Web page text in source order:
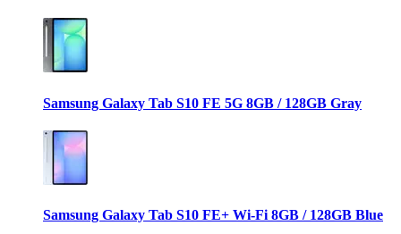
Samsung Galaxy Tab S10 FE 5G 8GB / 128GB Gray
Samsung Galaxy Tab S10 FE+ Wi-Fi 8GB / 128GB Blue